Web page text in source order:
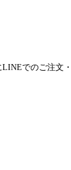
でのご注文